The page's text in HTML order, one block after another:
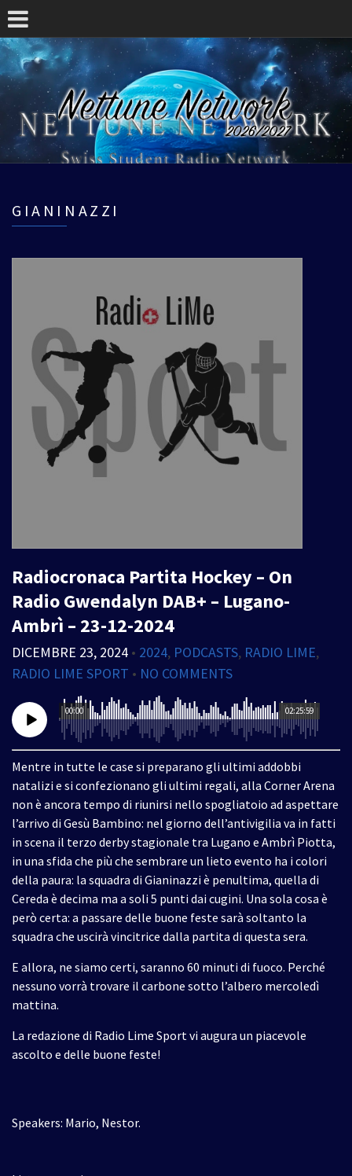
GIANINAZZI
Radiocronaca Partita Hockey – On
Radio Gwendalyn DAB+ – Lugano-
Ambrì – 23-12-2024
DICEMBRE 23, 2024 • 2024, PODCASTS, RADIO LIME,
RADIO LIME SPORT • NO COMMENTS
02:25:59
00:00
Mentre in tutte le case si preparano gli ultimi addobbi
natalizi e si confezionano gli ultimi regali, alla Corner Arena
non è ancora tempo di riunirsi nello spogliatoio ad aspettare
l’arrivo di Gesù Bambino: nel giorno dell’antivigilia va in fatti
in scena il terzo derby stagionale tra Lugano e Ambrì Piotta,
in una sfida che più che sembrare un lieto evento ha i colori
della paura: la squadra di Gianinazzi è penultima, quella di
Cereda è decima ma a soli 5 punti dai cugini. Una sola cosa è
però certa: a passare delle buone feste sarà soltanto la
squadra che uscirà vincitrice dalla partita di questa sera.
E allora, ne siamo certi, saranno 60 minuti di fuoco. Perché
nessuno vorrà trovare il carbone sotto l’albero mercoledì
mattina.
La redazione di Radio Lime Sport vi augura un piacevole
ascolto e delle buone feste!
Speakers: Mario, Nestor.